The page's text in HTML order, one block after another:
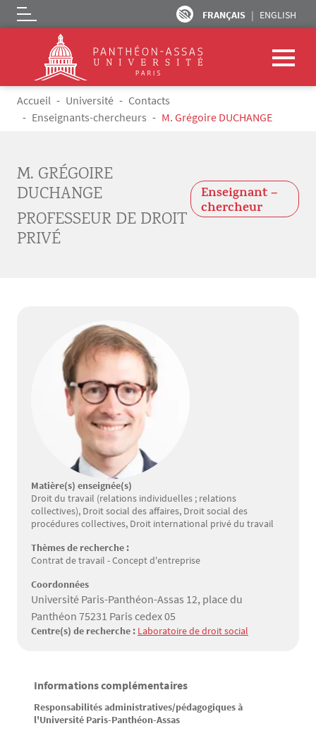
Aller au contenu principal
FRANÇAIS ENGLISH
Logo
Fil d'Ariane
Accueil Université
Contacts
Enseignants-chercheurs
M. Grégoire DUCHANGE
M. GRÉGOIRE
DUCHANGE
PROFESSEUR DE DROIT
PRIVÉ
Enseignant –
chercheur
Matière(s) enseignée(s)
Droit du travail (relations individuelles ; relations
collectives), Droit social des affaires, Droit social des
procédures collectives, Droit international privé du travail
Thèmes de recherche :
Contrat de travail - Concept d'entreprise
Coordonnées
Université Paris-Panthéon-Assas 12, place du
Panthéon 75231 Paris cedex 05
Centre(s) de recherche : Laboratoire de droit social
Texte
Informations complémentaires
Responsabilités administratives/pédagogiques à
l'Université Paris-Panthéon-Assas